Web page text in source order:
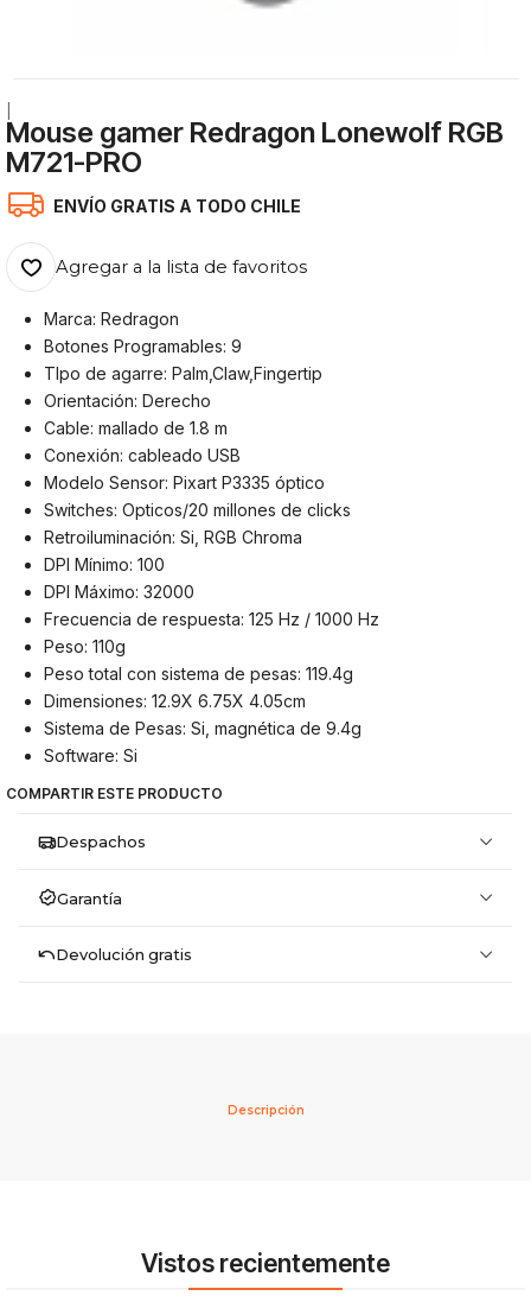
Mouse gamer Redragon Lonewolf RGB
M721-PRO
ENVÍO GRATIS A TODO CHILE
Agregar a la lista de favoritos
Marca: Redragon
Botones Programables: 9
TIpo de agarre: Palm,Claw,Fingertip
Orientación: Derecho
Cable: mallado de 1.8 m
Conexión: cableado USB
Modelo Sensor: Pixart P3335 óptico
Switches: Opticos/20 millones de clicks
Retroiluminación: Si, RGB Chroma
DPI Mínimo: 100
DPI Máximo: 32000
Frecuencia de respuesta: 125 Hz / 1000 Hz
Peso: 110g
Peso total con sistema de pesas: 119.4g
Dimensiones: 12.9X 6.75X 4.05cm
Sistema de Pesas: Si, magnética de 9.4g
Software: Si
COMPARTIR ESTE PRODUCTO
Despachos
Garantía
Devolución gratis
Descripción
Vistos recientemente